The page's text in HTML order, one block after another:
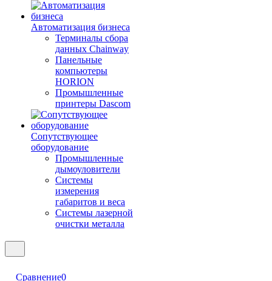
Автоматизация бизнеса
Терминалы сбора
данных Chainway
Панельные
компьютеры
HORION
Промышленные
принтеры Dascom
Сопутствующее
оборудование
Промышленные
дымоуловители
Системы
измерения
габаритов и веса
Системы лазерной
очистки металла
Сравнение0